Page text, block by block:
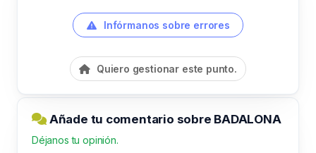
Infórmanos sobre errores
Quiero gestionar este punto.
Añade tu comentario sobre BADALONA
Déjanos tu opinión.